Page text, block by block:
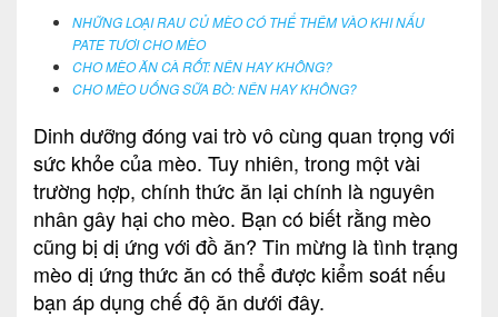
NHỮNG LOẠI RAU CỦ MÈO CÓ THỂ THÊM VÀO KHI NẤU
PATE TƯƠI CHO MÈO
CHO MÈO ĂN CÀ RỐT: NÊN HAY KHÔNG?
CHO MÈO UỐNG SỮA BÒ: NÊN HAY KHÔNG?
Dinh dưỡng đóng vai trò vô cùng quan trọng với
sức khỏe của mèo. Tuy nhiên, trong một vài
trường hợp, chính thức ăn lại chính là nguyên
nhân gây hại cho mèo. Bạn có biết rằng mèo
cũng bị dị ứng với đồ ăn? Tin mừng là tình trạng
mèo dị ứng thức ăn có thể được kiểm soát nếu
bạn áp dụng chế độ ăn dưới đây.